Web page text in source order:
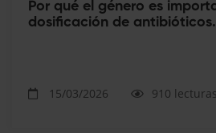
Por qué el género es
dosificación de antibióticos.
15/03/2026 910 lecturas